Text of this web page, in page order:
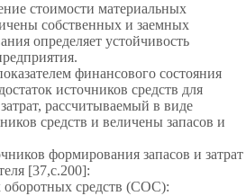
стоимости материальных
собственных и заемных
определяет устойчивость
финансового состояния
источников средств для
рассчитываемый в виде
средств и величены запасов и
формирования запасов и затрат
[37,с.200]:
оборотных средств (СОС):